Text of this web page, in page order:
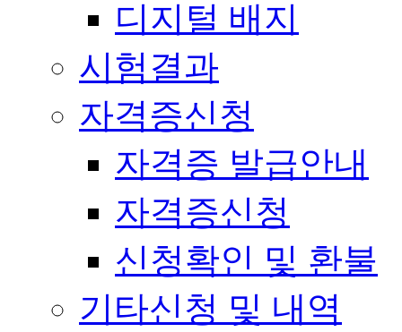
디지털 배지
시험결과
자격증신청
자격증 발급안내
자격증신청
신청확인 및 환불
기타신청 및 내역